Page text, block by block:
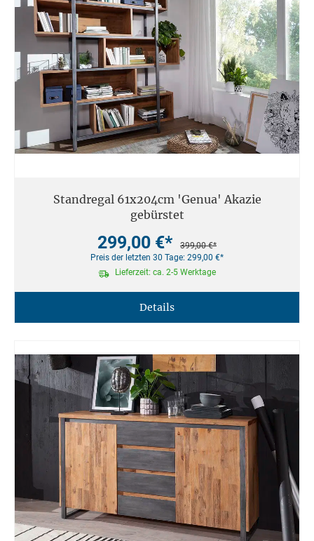
Standregal 61x204cm 'Genua' Akazie
gebürstet
299,00 €*
399,00 €*
Preis der letzten 30 Tage: 299,00 €*
Lieferzeit: ca. 2-5 Werktage
Details